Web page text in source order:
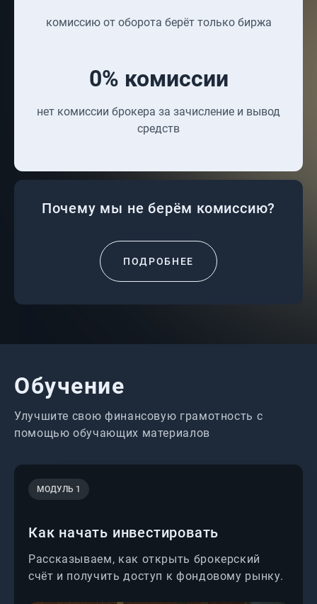
комиссию от оборота берёт только биржа
0% комиссии
нет комиссии брокера за зачисление и вывод
средств
Почему мы не берём комиссию?
ПОДРОБНЕЕ
Обучение
Улучшите свою финансовую грамотность с
помощью обучающих материалов
МОДУЛЬ 1
Как начать инвестировать
Рассказываем, как открыть брокерский
счёт и получить доступ к фондовому рынку.